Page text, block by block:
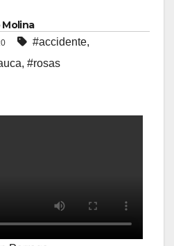
Molina
#accidente,
, #rosas